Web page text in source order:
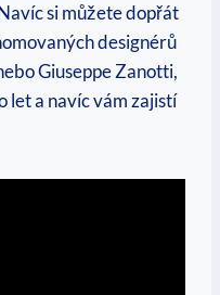
si můžete dopřát
designérů
Giuseppe Zanotti,
let a navíc vám zajistí